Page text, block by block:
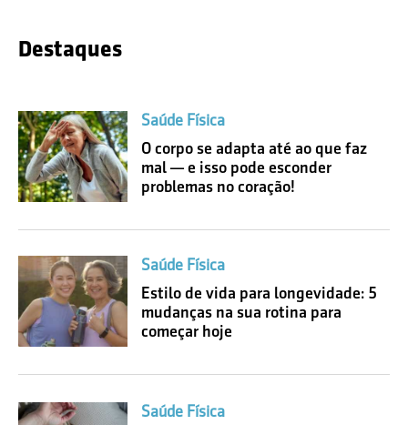
Destaques
Saúde Física
O corpo se adapta até ao que faz
mal — e isso pode esconder
problemas no coração!
Saúde Física
Estilo de vida para longevidade: 5
mudanças na sua rotina para
começar hoje
Saúde Física